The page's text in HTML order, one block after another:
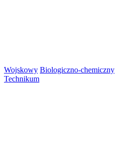
Wojskowy Biologiczno-chemiczny
Technikum